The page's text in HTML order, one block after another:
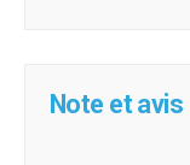
Note et avis